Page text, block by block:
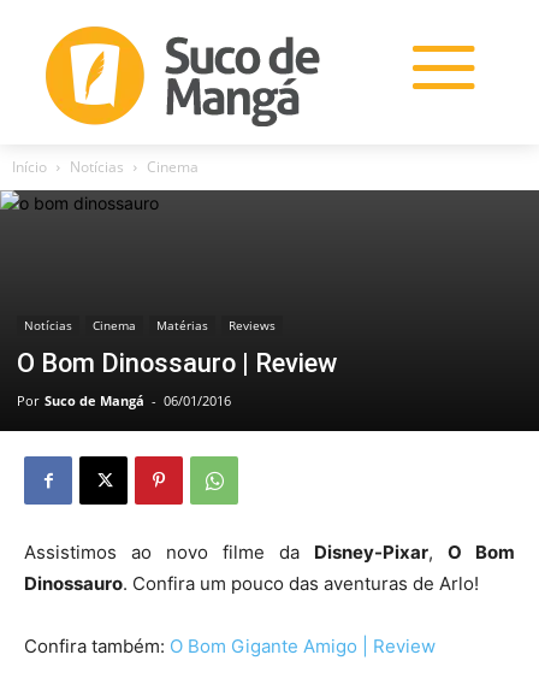
Início Notícias Cinema
Notícias Cinema Matérias Reviews
O Bom Dinossauro | Review
Por Suco de Mangá - 06/01/2016
Assistimos ao novo filme da Disney-Pixar, O Bom
Dinossauro. Confira um pouco das aventuras de Arlo!
Confira também: O Bom Gigante Amigo | Review